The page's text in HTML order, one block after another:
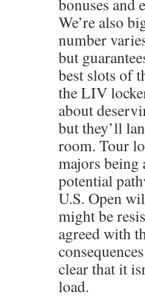
bonuses and
We’re also
number
but
best slots of
the LIV
about
but they’ll
room. Tour
majors
potential
U.S. Open
might be
agreed with
clear that it
load.